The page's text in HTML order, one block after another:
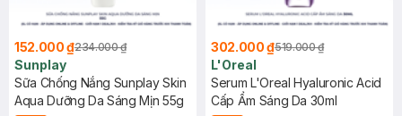
152.000 ₫234.000 ₫
Sunplay
Sữa Chống Nắng Sunplay Skin
Aqua Dưỡng Da Sáng Mịn 55g
302.000 ₫519.000 ₫
L'Oreal
Serum L'Oreal Hyaluronic Acid
Cấp Ẩm Sáng Da 30ml